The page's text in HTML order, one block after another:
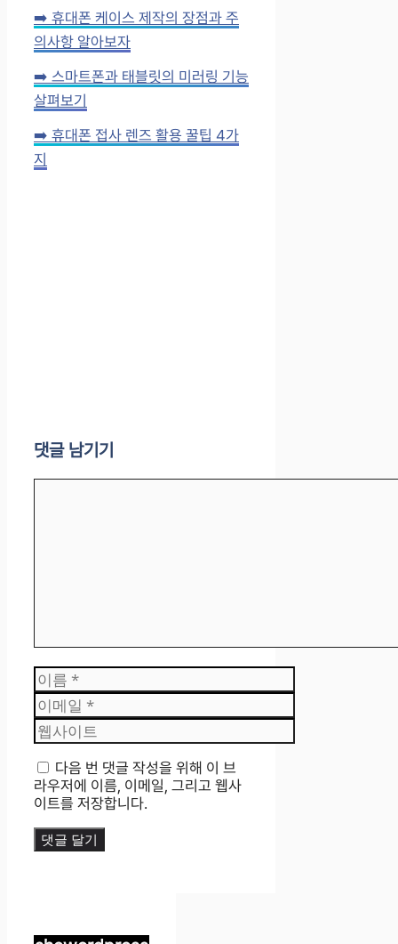
➡️ 휴대폰 케이스 제작의 장점과 주
의사항 알아보자
➡️ 스마트폰과 태블릿의 미러링 기능
살펴보기
➡️ 휴대폰 접사 렌즈 활용 꿀팁 4가
지
댓글 남기기
이
름
이
메
일
웹
사
이
트
다음 번 댓글 작성을 위해 이 브
라우저에 이름, 이메일, 그리고 웹사
이트를 저장합니다.